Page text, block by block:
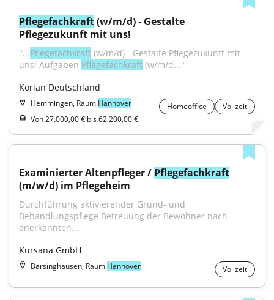
Pflegefachkraft (w/m/d) - Gestalte
Pflegezukunft mit uns!
"...Pflegefachkraft (w/m/d) - Gestalte Pflegezukunft mit
uns! Aufgaben Pflegefachkraft (w/m/d..."
Korian Deutschland
Hemmingen, Raum Hannover Homeoffice
Vollzeit
Von 27.000,00 € bis 62.200,00 €
Examinierter Altenpfleger / Pflegefachkraft
(m/w/d) im Pflegeheim
Durchführung aktivierender Grund- und
Behandlungspflege Betreuung der Bewohner nach
anerkannten...
Kursana GmbH
Barsinghausen, Raum Hannover Vollzeit